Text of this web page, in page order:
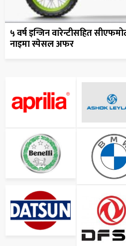
५ वर्ष इन्जिन वारेन्टीसहित
नाइमा स्पेसल अफर